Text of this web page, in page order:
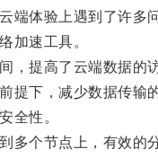
体验上遇到了许多
加速工具。
提高了云端数据的访
下，减少数据传输
全性。
个节点上，有效的